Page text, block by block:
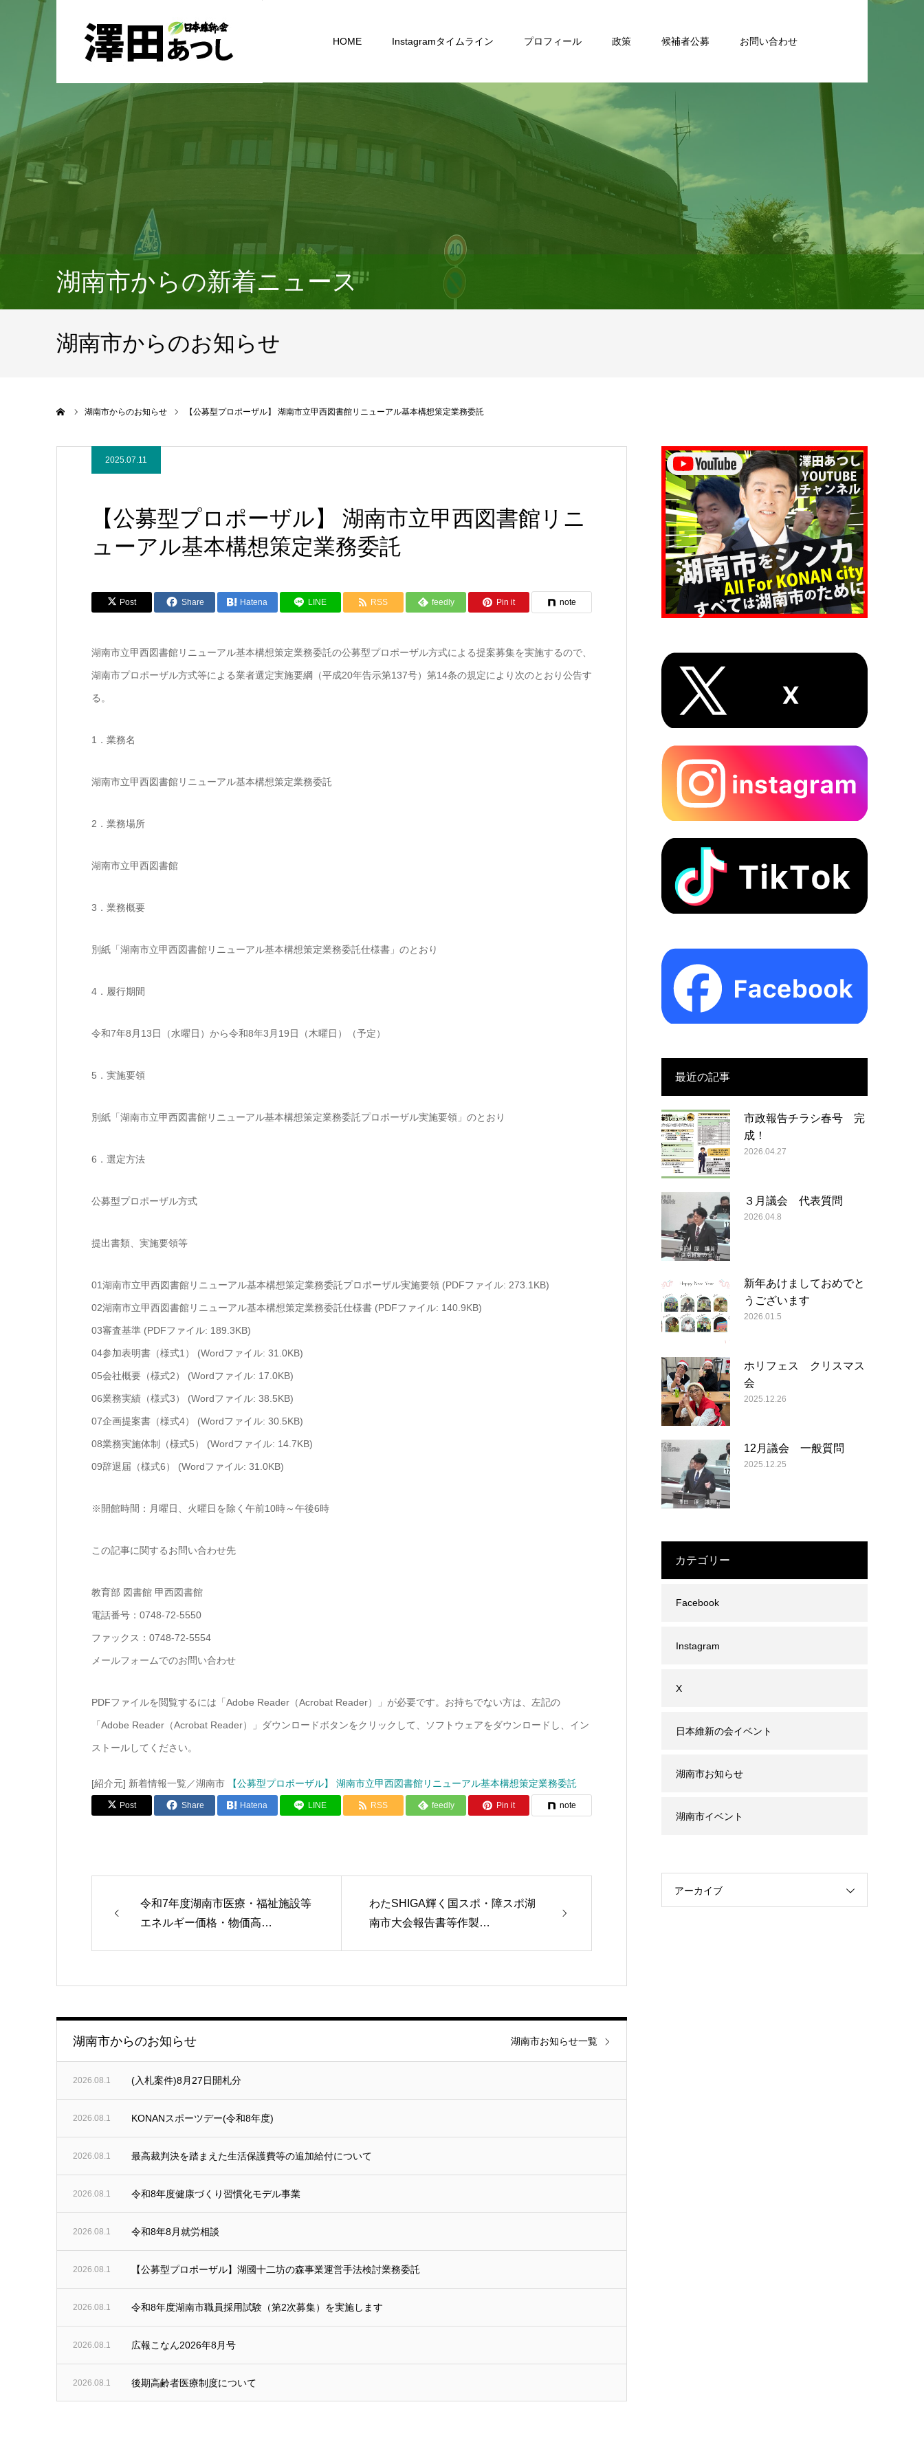
HOME Instagramタイムライン プロフィール 政策 候補者公募 お問い合わせ
湖南市からの新着ニュース
湖南市からのお知らせ
湖南市からのお知らせ 【公募型プロポーザル】 湖南市立甲西図書館リニューアル基本構想策定業務委託
2025.07.11
【公募型プロポーザル】 湖南市立甲西図書館リニ
ューアル基本構想策定業務委託
Post Share Hatena LINE RSS feedly Pin it note
湖南市立甲西図書館リニューアル基本構想策定業務委託の公募型プロポーザル方式による提案募集を実施するので、
湖南市プロポーザル方式等による業者選定実施要綱（平成20年告示第137号）第14条の規定により次のとおり公告す
る。
1．業務名
湖南市立甲西図書館リニューアル基本構想策定業務委託
2．業務場所
湖南市立甲西図書館
3．業務概要
別紙「湖南市立甲西図書館リニューアル基本構想策定業務委託仕様書」のとおり
4．履行期間
令和7年8月13日（水曜日）から令和8年3月19日（木曜日）（予定）
5．実施要領
別紙「湖南市立甲西図書館リニューアル基本構想策定業務委託プロポーザル実施要領」のとおり
6．選定方法
公募型プロポーザル方式
提出書類、実施要領等
01湖南市立甲西図書館リニューアル基本構想策定業務委託プロポーザル実施要領 (PDFファイル: 273.1KB)
02湖南市立甲西図書館リニューアル基本構想策定業務委託仕様書 (PDFファイル: 140.9KB)
03審査基準 (PDFファイル: 189.3KB)
04参加表明書（様式1） (Wordファイル: 31.0KB)
05会社概要（様式2） (Wordファイル: 17.0KB)
06業務実績（様式3） (Wordファイル: 38.5KB)
07企画提案書（様式4） (Wordファイル: 30.5KB)
08業務実施体制（様式5） (Wordファイル: 14.7KB)
09辞退届（様式6） (Wordファイル: 31.0KB)
※開館時間：月曜日、火曜日を除く午前10時～午後6時
この記事に関するお問い合わせ先
教育部 図書館 甲西図書館
電話番号：0748-72-5550
ファックス：0748-72-5554
メールフォームでのお問い合わせ
PDFファイルを閲覧するには「Adobe Reader（Acrobat Reader）」が必要です。お持ちでない方は、左記の
「Adobe Reader（Acrobat Reader）」ダウンロードボタンをクリックして、ソフトウェアをダウンロードし、イン
ストールしてください。
[紹介元] 新着情報一覧／湖南市 【公募型プロポーザル】 湖南市立甲西図書館リニューアル基本構想策定業務委託
Post Share Hatena LINE RSS feedly Pin it note
令和7年度湖南市医療・福祉施設等
エネルギー価格・物価高…
わたSHIGA輝く国スポ・障スポ湖
南市大会報告書等作製…
湖南市からのお知らせ
2026.08.1 (入札案件)8月27日開札分
2026.08.1 KONANスポーツデー(令和8年度)
2026.08.1 最高裁判決を踏まえた生活保護費等の追加給付について
2026.08.1 令和8年度健康づくり習慣化モデル事業
2026.08.1 令和8年8月就労相談
2026.08.1 【公募型プロポーザル】湖國十二坊の森事業運営手法検討業務委託
2026.08.1 令和8年度湖南市職員採用試験（第2次募集）を実施します
2026.08.1 広報こなん2026年8月号
2026.08.1 後期高齢者医療制度について
湖南市お知らせ一覧
最近の記事
市政報告チラシ春号 完
成！
2026.04.27
３月議会 代表質問
2026.04.8
新年あけましておめでと
うございます
2026.01.5
ホリフェス クリスマス
会
2025.12.26
12月議会 一般質問
2025.12.25
カテゴリー
Facebook
Instagram
X
日本維新の会イベント
湖南市お知らせ
湖南市イベント
アーカイブ